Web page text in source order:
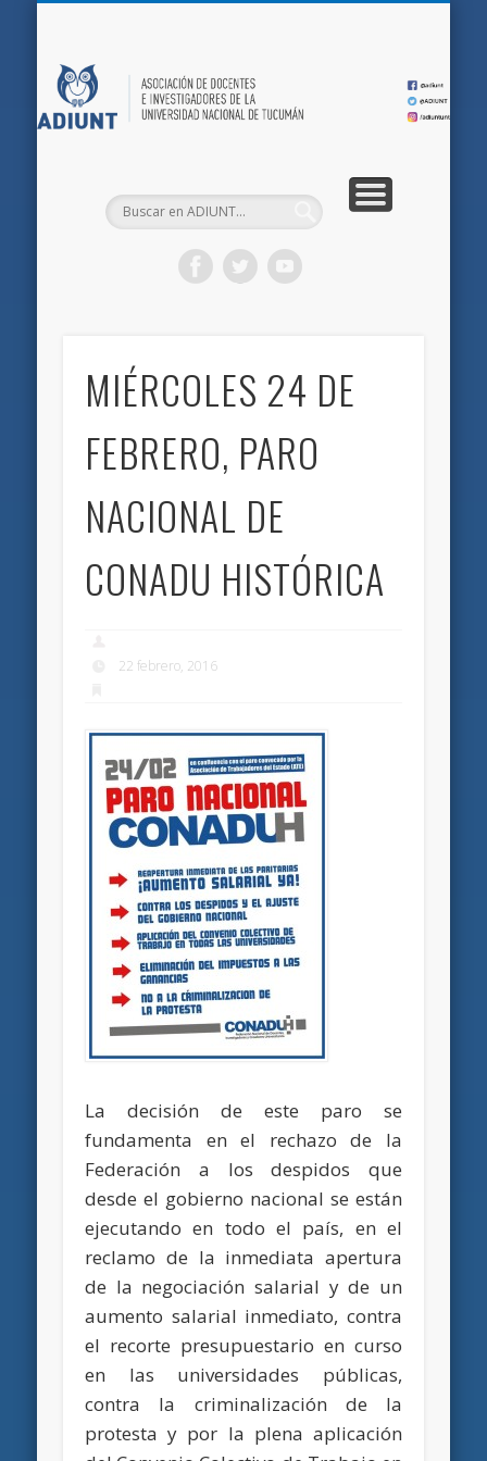
MIÉRCOLES 24 DE
FEBRERO, PARO
NACIONAL DE
CONADU HISTÓRICA
22 febrero, 2016
La decisión de este paro se
fundamenta en el rechazo de la
Federación a los despidos que
desde el gobierno nacional se están
ejecutando en todo el país, en el
reclamo de la inmediata apertura
de la negociación salarial y de un
aumento salarial inmediato, contra
el recorte presupuestario en curso
en las universidades públicas,
contra la criminalización de la
protesta y por la plena aplicación